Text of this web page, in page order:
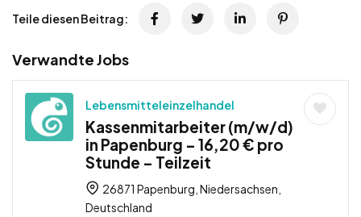
Teile diesen Beitrag:
Verwandte Jobs
Lebensmitteleinzelhandel
Kassenmitarbeiter (m/w/d)
in Papenburg – 16,20 € pro
Stunde – Teilzeit
26871 Papenburg, Niedersachsen,
Deutschland